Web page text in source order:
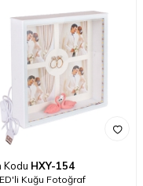
Kodu HXY-154
Kuğu Fotoğraf